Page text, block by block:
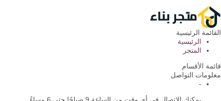
القائمة الرئيسية
الرئيسية
المتجر
قائمة الأقسام
معلومات التواصل
-
يمكنك الاتصال في أي وقت من الساعة 9 صباحًا حتى 6 مساءً.